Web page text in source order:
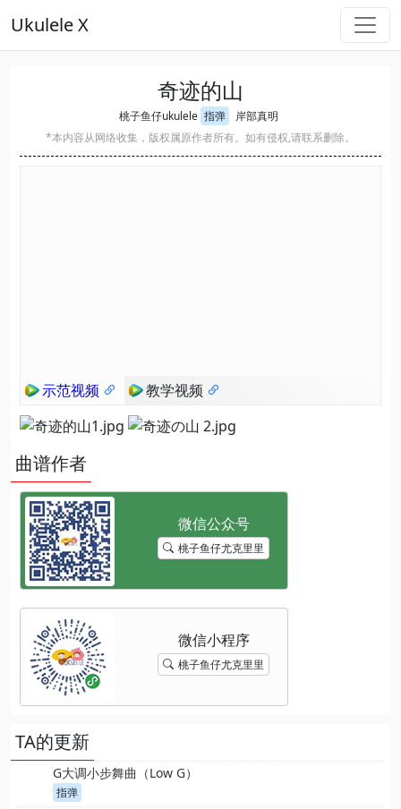
Ukulele X
奇迹的山
桃子鱼仔ukulele 指弹
岸部真明
*本内容从网络收集，版权属原作者所有。如有侵权,请联系删除。
示范视频 教学视频
曲谱作者
桃子鱼仔尤克里里
桃子鱼仔尤克里里
TA的更新
G大调小步舞曲（Low G）
指弹